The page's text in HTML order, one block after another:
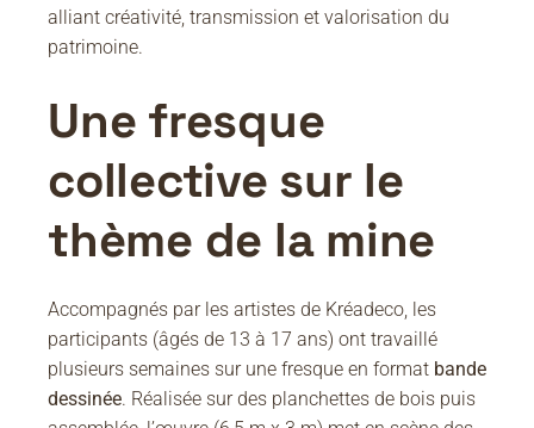
alliant créativité, transmission et valorisation du
patrimoine.
Une fresque
collective sur le
thème de la mine
Accompagnés par les artistes de Kréadeco, les
participants (âgés de 13 à 17 ans) ont travaillé
plusieurs semaines sur une fresque en format bande
dessinée. Réalisée sur des planchettes de bois puis